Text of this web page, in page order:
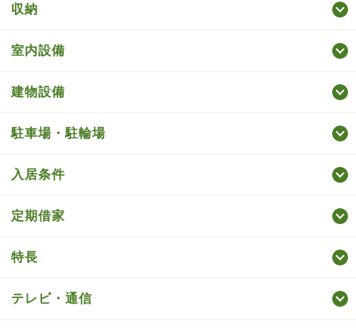
収納
室内設備
建物設備
駐車場・駐輪場
入居条件
定期借家
特長
テレビ・通信